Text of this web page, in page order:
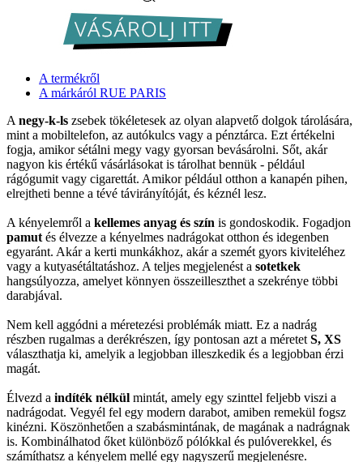
A termékről
A márkáról RUE PARIS
A negy-k-ls zsebek tökéletesek az olyan alapvető dolgok tárolására,
mint a mobiltelefon, az autókulcs vagy a pénztárca. Ezt értékelni
fogja, amikor sétálni megy vagy gyorsan bevásárolni. Sőt, akár
nagyon kis értékű vásárlásokat is tárolhat bennük - például
rágógumit vagy cigarettát. Amikor például otthon a kanapén pihen,
elrejtheti benne a tévé távirányítóját, és kéznél lesz.
A kényelemről a kellemes anyag és szín is gondoskodik. Fogadjon
pamut és élvezze a kényelmes nadrágokat otthon és idegenben
egyaránt. Akár a kerti munkákhoz, akár a szemét gyors kiviteléhez
vagy a kutyasétáltatáshoz. A teljes megjelenést a sotetkek
hangsúlyozza, amelyet könnyen összeilleszthet a szekrénye többi
darabjával.
Nem kell aggódni a méretezési problémák miatt. Ez a nadrág
részben rugalmas a derékrészen, így pontosan azt a méretet S, XS
választhatja ki, amelyik a legjobban illeszkedik és a legjobban érzi
magát.
Élvezd a indíték nélkül mintát, amely egy szinttel feljebb viszi a
nadrágodat. Vegyél fel egy modern darabot, amiben remekül fogsz
kinézni. Köszönhetően a szabásmintának, de magának a nadrágnak
is. Kombinálhatod őket különböző pólókkal és pulóverekkel, és
számíthatsz a kényelem mellé egy nagyszerű megjelenésre.